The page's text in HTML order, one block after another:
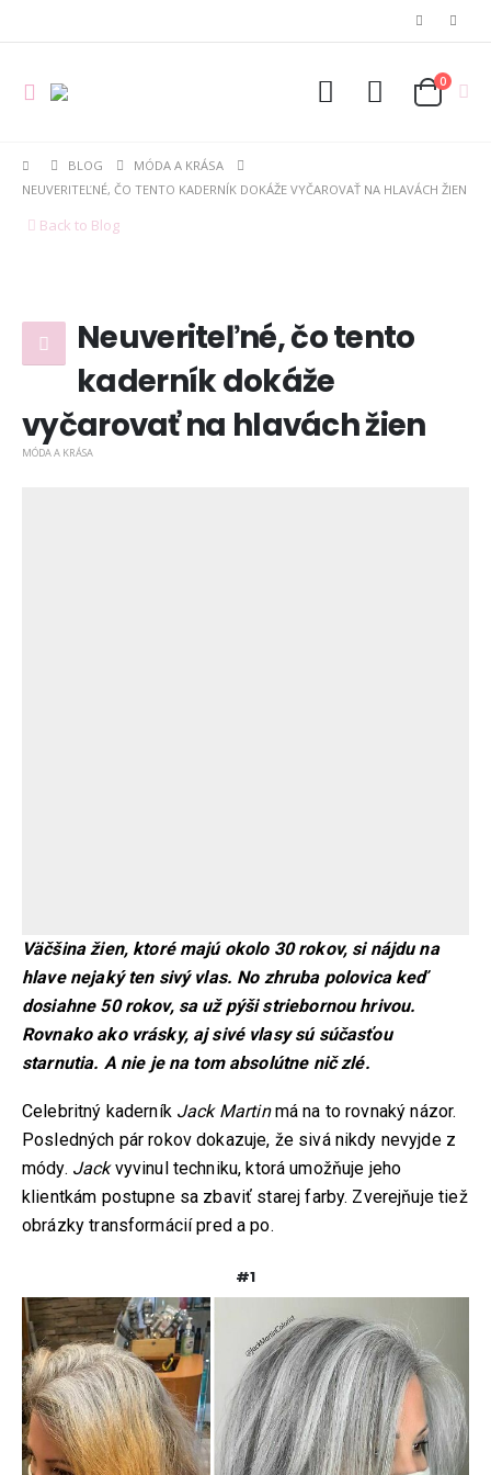
0
BLOG
MÓDA A KRÁSA
NEUVERITEĽNÉ, ČO TENTO KADERNÍK DOKÁŽE VYČAROVAŤ NA HLAVÁCH ŽIEN
Back to Blog
Neuveriteľné, čo tento
kaderník dokáže
vyčarovať na hlavách žien
MÓDA A KRÁSA
Väčšina žien, ktoré majú okolo 30 rokov, si nájdu na
hlave nejaký ten sivý vlas. No zhruba polovica keď
dosiahne 50 rokov, sa už pýši striebornou hrivou.
Rovnako ako vrásky, aj sivé vlasy sú súčasťou
starnutia. A nie je na tom absolútne nič zlé.
Celebritný kaderník Jack Martinmá na to rovnaký názor.
Posledných pár rokov dokazuje, že sivá nikdy nevyjde z
módy. Jackvyvinul techniku, ktorá umožňuje jeho
klientkám postupne sa zbaviť starej farby. Zverejňuje tiež
obrázky transformácií pred a po.
#1